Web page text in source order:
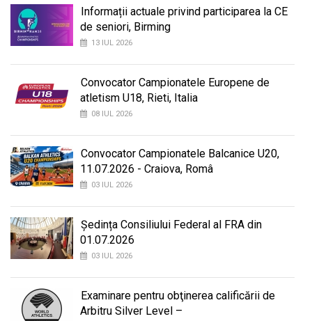
Informații actuale privind participarea la CE
de seniori, Birming
13 IUL 2026
Convocator Campionatele Europene de
atletism U18, Rieti, Italia
08 IUL 2026
Convocator Campionatele Balcanice U20,
11.07.2026 - Craiova, Româ
03 IUL 2026
Ședința Consiliului Federal al FRA din
01.07.2026
03 IUL 2026
Examinare pentru obţinerea calificării de
Arbitru Silver Level –